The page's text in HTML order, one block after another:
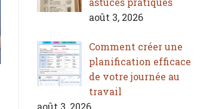
août 3, 2026
Comment créer une
planification efficace
de votre journée au
travail
août 3, 2026